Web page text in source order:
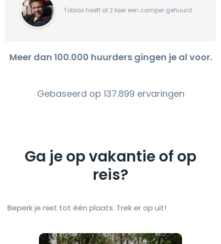
Tobias heeft al 2 keer een camper gehuurd
Meer dan 100.000 huurders gingen je al voor.
Gebaseerd op 137.899 ervaringen
Ga je op vakantie of op
reis?
Beperk je niet tot één plaats. Trek er op uit!